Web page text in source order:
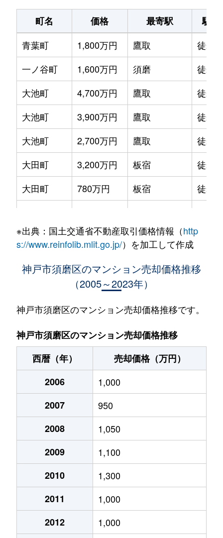
町名 価格 最寄駅
駅徒
青葉町
1,800万円 鷹取
徒歩4
一ノ谷町
1,600万円 須磨
徒歩
大池町
4,700万円 鷹取
徒歩3
大池町
3,900万円 鷹取
徒歩
大池町
2,700万円 鷹取
徒歩3
大田町
3,200万円 板宿
徒歩4
大田町
780万円 板宿
徒歩4
北町
2,900万円 月見山
徒歩4
1,600万円 妙法寺(兵庫)
車
980万円 妙法寺(兵庫)
桜の杜
2,800万円 妙法寺(兵庫)
桜の杜
3,400万円 妙法寺(兵庫)
桜の杜
2,900万円
桜の杜
3,300万円
潮見台町
2,900万円
潮見台町
590万円
潮見台町
900万円
潮見台町
2,700万円
清水台
1,100万円
※出典：国土交通省不動産取引価格情報（http
s://www.reinfolib.mlit.go.jp/）を加工して作成
神戸市須磨区のマンション売却価格推移
（2005～2023年）
神戸市須磨区のマンション売却価格推移です。
神戸市須磨区のマンション売却価格推移
西暦（年）
売却価格（万円）
2006
1,000
2007
950
2008
1,050
2009
1,100
2010
1,300
2011
1,000
2012
1,000